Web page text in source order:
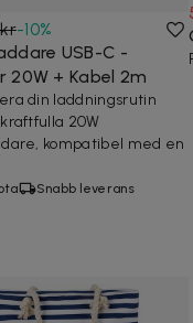
-10%
USB-C -
20W + Kabel 2m
din laddningsrutin
20W
kompatibel med en
Snabb leverans